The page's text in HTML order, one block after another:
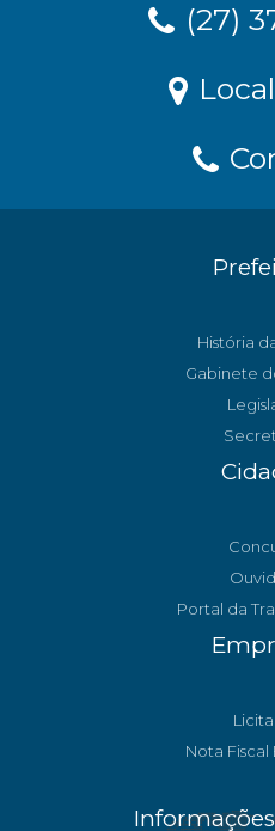
(27)
História
Gabinete
Portal da
Nota